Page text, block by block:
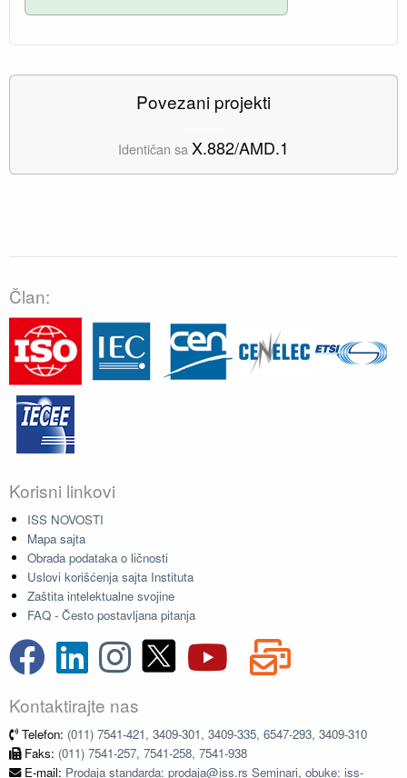
Povezani projekti
Identičan sa X.882/AMD.1
Član:
Korisni linkovi
ISS NOVOSTI
Mapa sajta
Obrada podataka o ličnosti
Uslovi korišćenja sajta Instituta
Zaštita intelektualne svojine
FAQ - Često postavljana pitanja
Kontaktirajte nas
Telefon: (011) 7541-421, 3409-301, 3409-335, 6547-293, 3409-310
Faks: (011) 7541-257, 7541-258, 7541-938
E-mail: Prodaja standarda: prodaja@iss.rs Seminari, obuke: iss-